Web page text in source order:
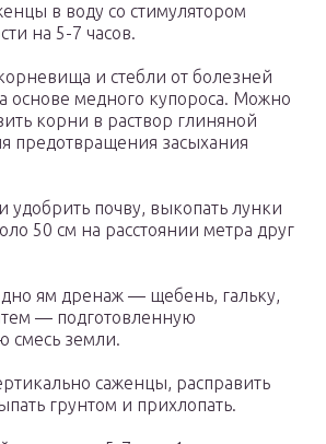
в воду со стимулятором
на 5-7 часов.
и стебли от болезней
основе медного купороса. Можно
корни в раствор глиняной
предотвращения засыхания
удобрить почву, выкопать лунки
50 см на расстоянии метра друг
дно ям дренаж — щебень, гальку,
— подготовленную
смесь земли.
саженцы, расправить
грунтом и прихлопать.